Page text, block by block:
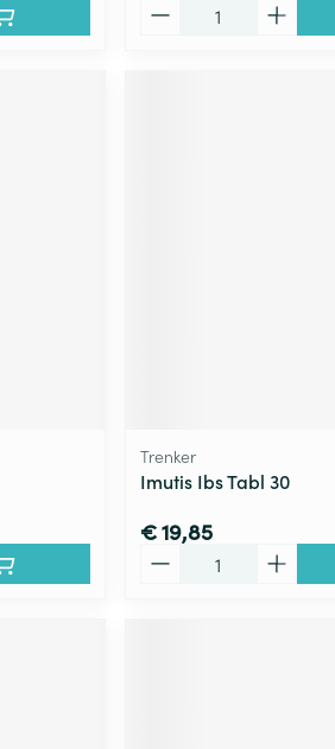
Trenker
Imutis Ibs Tabl 30
€ 19,85